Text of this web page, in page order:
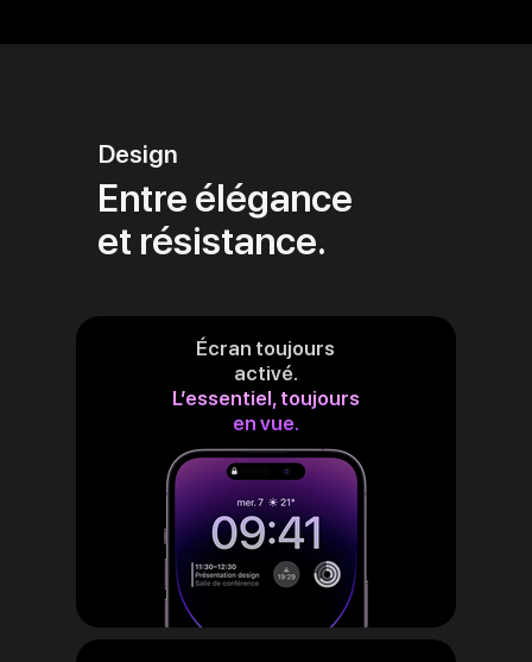
Design
Entre élégance
et résistance.
Écran toujours
activé.
L’essentiel, toujours
en vue.